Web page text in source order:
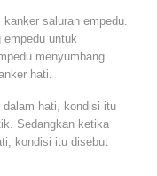
saluran empedu.
empedu untuk
menyumbang
hati.
dalam hati, kondisi itu
Sedangkan ketika
kondisi itu disebut